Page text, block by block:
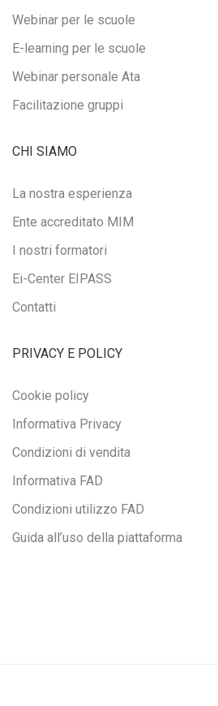
Webinar per le scuole
E-learning per le scuole
Webinar personale Ata
Facilitazione gruppi
CHI SIAMO
La nostra esperienza
Ente accreditato MIM
I nostri formatori
Ei-Center EIPASS
Contatti
PRIVACY E POLICY
Cookie policy
Informativa Privacy
Condizioni di vendita
Informativa FAD
Condizioni utilizzo FAD
Guida all’uso della piattaforma